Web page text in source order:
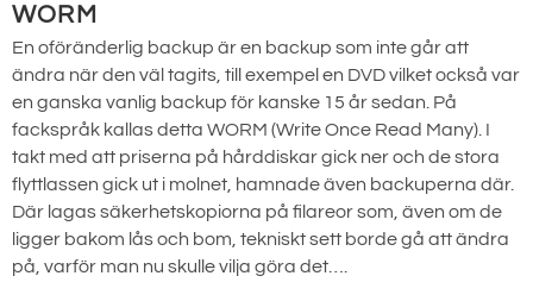
WORM
En oföränderlig backup är en backup som inte går att
ändra när den väl tagits, till exempel en DVD vilket också var
en ganska vanlig backup för kanske 15 år sedan. På
fackspråk kallas detta WORM (Write Once Read Many). I
takt med att priserna på hårddiskar gick ner och de stora
flyttlassen gick ut i molnet, hamnade även backuperna där.
Där lagas säkerhetskopiorna på filareor som, även om de
ligger bakom lås och bom, tekniskt sett borde gå att ändra
på, varför man nu skulle vilja göra det….